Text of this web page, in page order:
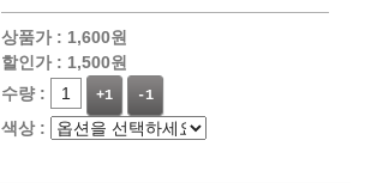
상품가 : 1,600원
할인가 : 1,500원
수량 :
+1 -1
색상 :